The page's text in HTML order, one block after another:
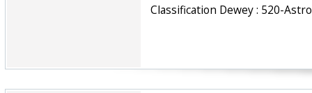
Classification Dewey : 520-